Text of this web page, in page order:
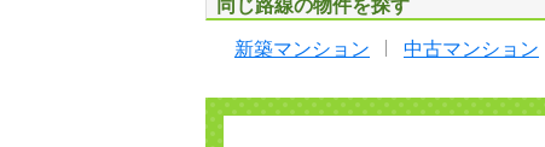
同じ路線の物件を探す
新築マンション 中古マンション